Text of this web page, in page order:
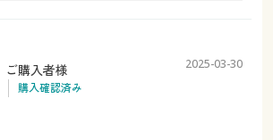
ご購入者様
購入確認済み
2025-03-30